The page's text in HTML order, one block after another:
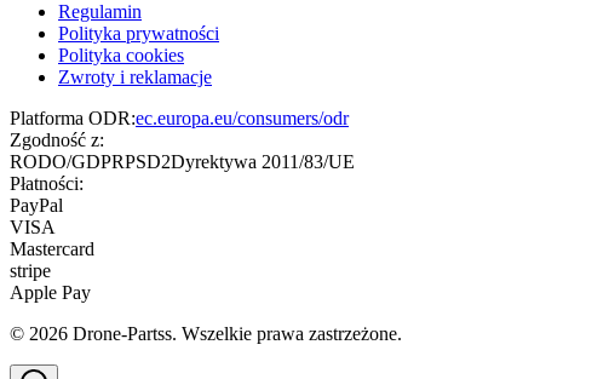
Regulamin
Polityka prywatności
Polityka cookies
Zwroty i reklamacje
Platforma ODR:ec.europa.eu/consumers/odr
Zgodność z:
RODO/GDPRPSD2Dyrektywa 2011/83/UE
Płatności:
PayPal
VISA
Mastercard
stripe
Apple Pay
© 2026 Drone-Partss. Wszelkie prawa zastrzeżone.